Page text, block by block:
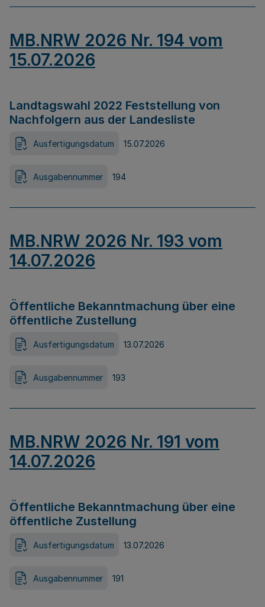
MB.NRW 2026 Nr. 194 vom
15.07.2026
Landtagswahl 2022 Feststellung von
Nachfolgern aus der Landesliste
Ausfertigungsdatum 15.07.2026
Ausgabennummer 194
MB.NRW 2026 Nr. 193 vom
14.07.2026
Öffentliche Bekanntmachung über eine
öffentliche Zustellung
Ausfertigungsdatum 13.07.2026
Ausgabennummer 193
MB.NRW 2026 Nr. 191 vom
14.07.2026
Öffentliche Bekanntmachung über eine
öffentliche Zustellung
Ausfertigungsdatum 13.07.2026
Ausgabennummer 191